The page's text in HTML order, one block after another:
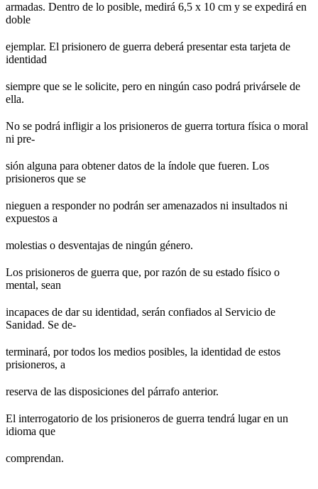
armadas. Dentro de lo posible, medirá 6,5 x 10 cm y se expedirá en
doble
ejemplar. El prisionero de guerra deberá presentar esta tarjeta de
identidad
siempre que se le solicite, pero en ningún caso podrá privársele de
ella.
No se podrá infligir a los prisioneros de guerra tortura física o moral
ni pre-
sión alguna para obtener datos de la índole que fueren. Los
prisioneros que se
nieguen a responder no podrán ser amenazados ni insultados ni
expuestos a
molestias o desventajas de ningún género.
Los prisioneros de guerra que, por razón de su estado físico o
mental, sean
incapaces de dar su identidad, serán confiados al Servicio de
Sanidad. Se de-
terminará, por todos los medios posibles, la identidad de estos
prisioneros, a
reserva de las disposiciones del párrafo anterior.
El interrogatorio de los prisioneros de guerra tendrá lugar en un
idioma que
comprendan.